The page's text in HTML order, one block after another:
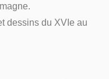
dessins du XVIe au